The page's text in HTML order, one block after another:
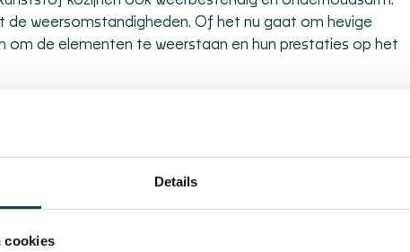
Details
cookies
de weersomstandigheden. Of het nu gaat om hevige
om de elementen te weerstaan en hun prestaties op het
dat u zich geen zorgen hoeft te maken over
verkleuring, vervorming en slijtage, waardoor ze er
Dit maakt onze kozijnen niet alleen een duurzame
huis met minimale inspanning in topconditie willen